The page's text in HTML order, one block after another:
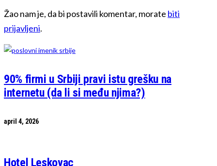
Žao nam je, da bi postavili komentar, morate biti
prijavljeni.
90% firmi u Srbiji pravi istu grešku na
internetu (da li si među njima?)
april 4, 2026
Hotel Leskovac